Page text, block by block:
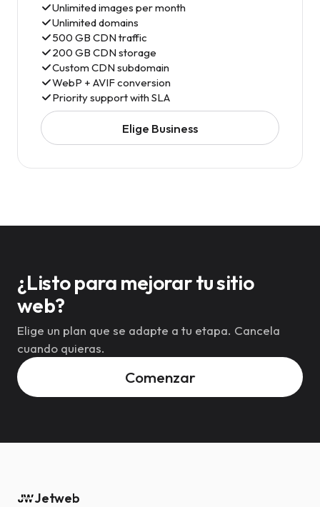
Unlimited images per month
Unlimited domains
500 GB CDN traffic
200 GB CDN storage
Custom CDN subdomain
WebP + AVIF conversion
Priority support with SLA
Elige Business
¿Listo para mejorar tu sitio
web?
Elige un plan que se adapte a tu etapa. Cancela
cuando quieras.
Comenzar
Jetweb